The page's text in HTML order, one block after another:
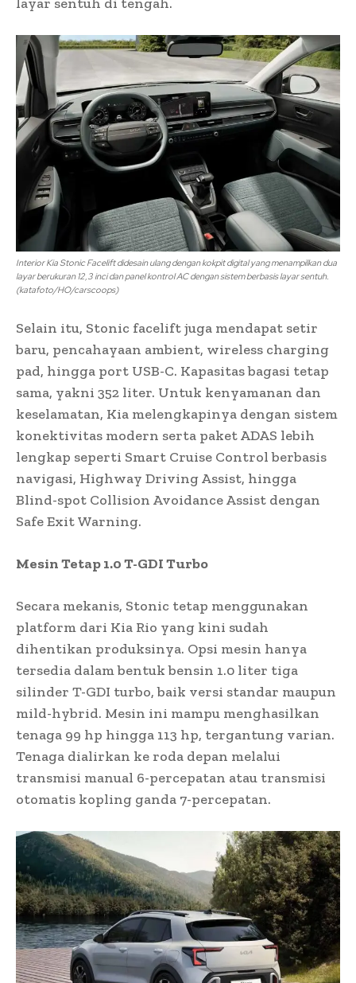
Interior Kia Stonic Facelift didesain ulang dengan kokpit digital yang menampilkan dua
layar berukuran 12,3 inci dan panel kontrol AC dengan sistem berbasis layar sentuh.
(katafoto/HO/carscoops)
Selain itu, Stonic facelift juga mendapat setir
baru, pencahayaan ambient, wireless charging
pad, hingga port USB-C. Kapasitas bagasi tetap
sama, yakni 352 liter. Untuk kenyamanan dan
keselamatan, Kia melengkapinya dengan sistem
konektivitas modern serta paket ADAS lebih
lengkap seperti Smart Cruise Control berbasis
navigasi, Highway Driving Assist, hingga
Blind-spot Collision Avoidance Assist dengan
Safe Exit Warning.
Mesin Tetap 1.0 T-GDI Turbo
Secara mekanis, Stonic tetap menggunakan
platform dari Kia Rio yang kini sudah
dihentikan produksinya. Opsi mesin hanya
tersedia dalam bentuk bensin 1.0 liter tiga
silinder T-GDI turbo, baik versi standar maupun
mild-hybrid. Mesin ini mampu menghasilkan
tenaga 99 hp hingga 113 hp, tergantung varian.
Tenaga dialirkan ke roda depan melalui
transmisi manual 6-percepatan atau transmisi
otomatis kopling ganda 7-percepatan.